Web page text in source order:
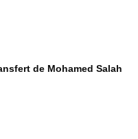
de Mohamed Salah